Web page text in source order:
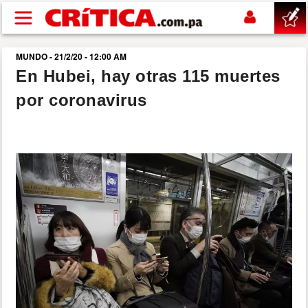
Pasar al contenido principal
buscar
SUCESOS
POLÍTICA
SHOW
DEPORTES
MUNDO
MUNDO - 21/2/20 - 12:00 AM
En Hubei, hay otras 115 muertes
por coronavirus